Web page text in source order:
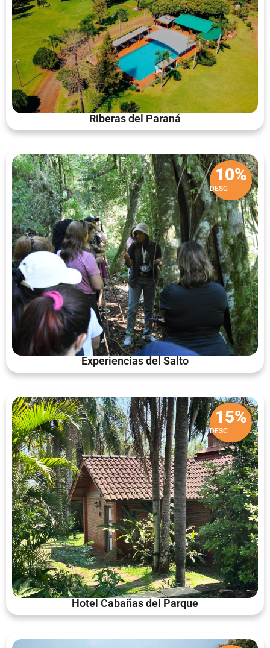
Riberas del Paraná
10%
DESC
Experiencias del Salto
15%
DESC
Hotel Cabañas del Parque